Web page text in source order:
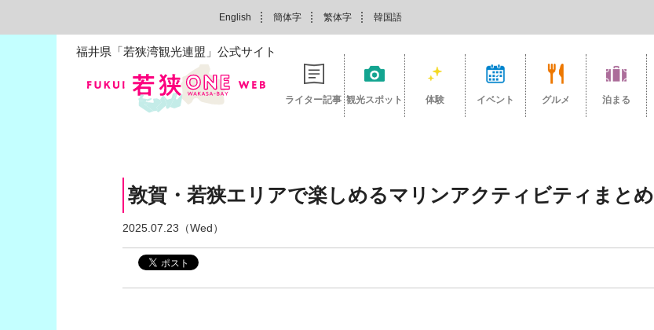
English 簡体字 繁体字 韓国語
福井県「若狭湾観光連盟」公式サイト
ライター記事 観光スポット 体験 イベント グルメ 泊まる
敦賀・若狭エリアで楽しめるマリンアクティビティまとめ
2025.07.23（Wed）